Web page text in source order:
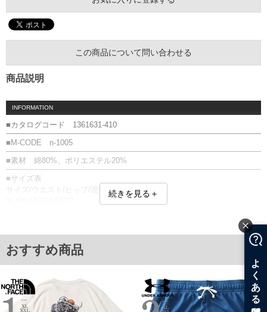
この商品について問い合わせる
商品説明
INFORMATION
■カタログコード 1361631-410
■M-CODE n-1005
■素材 綿80%、ポリエステル20%
■サイズ表
サイズ/ウエスト/ヒップ/渡幅/股上/股下
単位はcm
※【返品交換について】
下着(肌着)やワイシャツは商品の性質上、返品交換不可とさせて頂いております。予め
ご了承くださいませ。
※【ボトムの裾上げをご希望の場合】
裾上げ料金は500円+税となります。
続きを見る＋
おすすめ商品